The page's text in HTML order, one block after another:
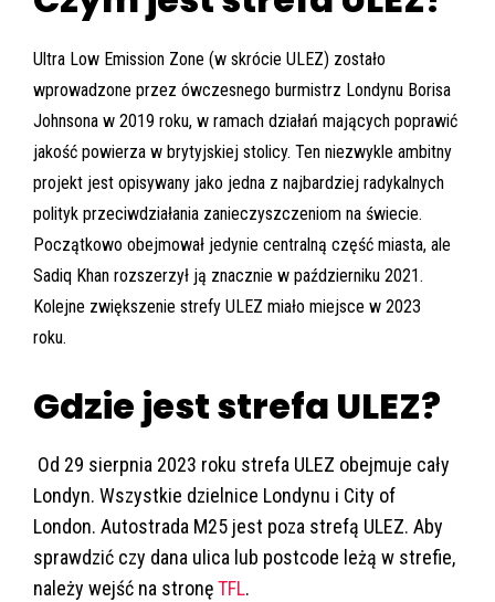
Ultra Low Emission Zone (w skrócie ULEZ) zostało
wprowadzone przez ówczesnego burmistrz Londynu Borisa
Johnsona w 2019 roku, w ramach działań mających poprawić
jakość powierza w brytyjskiej stolicy. Ten niezwykle ambitny
projekt jest opisywany jako jedna z najbardziej radykalnych
polityk przeciwdziałania zanieczyszczeniom na świecie.
Początkowo obejmował jedynie centralną część miasta, ale
Sadiq Khan rozszerzył ją znacznie w październiku 2021.
Kolejne zwiększenie strefy ULEZ miało miejsce w 2023
roku.
Gdzie jest strefa ULEZ?
Od 29 sierpnia 2023 roku strefa ULEZ obejmuje cały
Londyn. Wszystkie dzielnice Londynu i City of
London. Autostrada M25 jest poza strefą ULEZ. Aby
sprawdzić czy dana ulica lub postcode leżą w strefie,
należy wejść na stronęTFL.